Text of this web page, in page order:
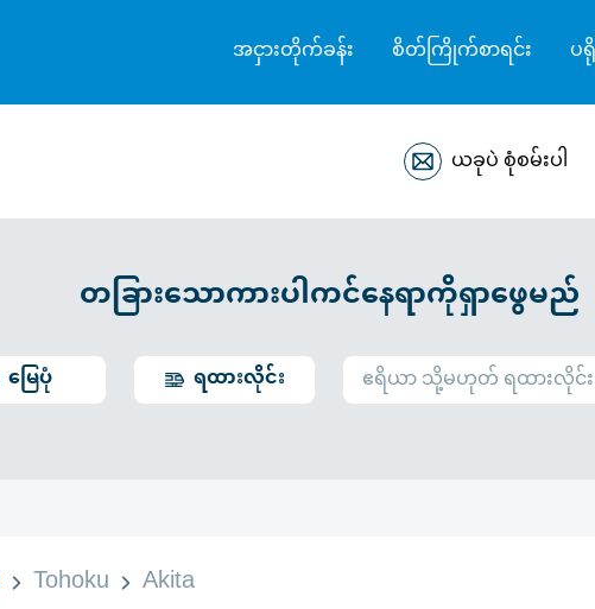
အငှားတိုက်ခန်း စိတ်ကြိုက်စာရင်း ပ
ယခုပဲ စုံစမ်းပါ
တခြားသောကားပါကင်နေရာကိုရှာဖွေမည်
မြေပုံ ရထားလိုင်း
Tohoku Akita